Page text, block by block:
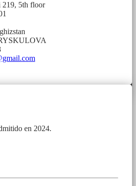
219, 5th floor
en 2024.